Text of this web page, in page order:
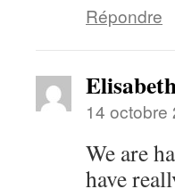
Répondre
14 octobre
We are
have